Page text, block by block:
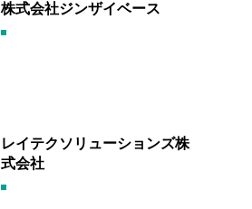
株式会社ジンザイベース
レイテクソリューションズ株
式会社